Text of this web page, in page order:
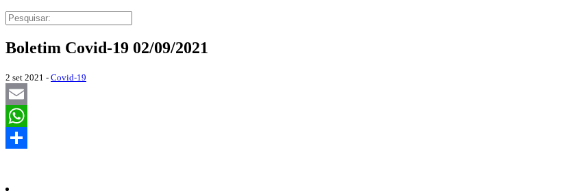
Boletim Covid-19 02/09/2021
2 set 2021 - Covid-19
Email
WhatsApp